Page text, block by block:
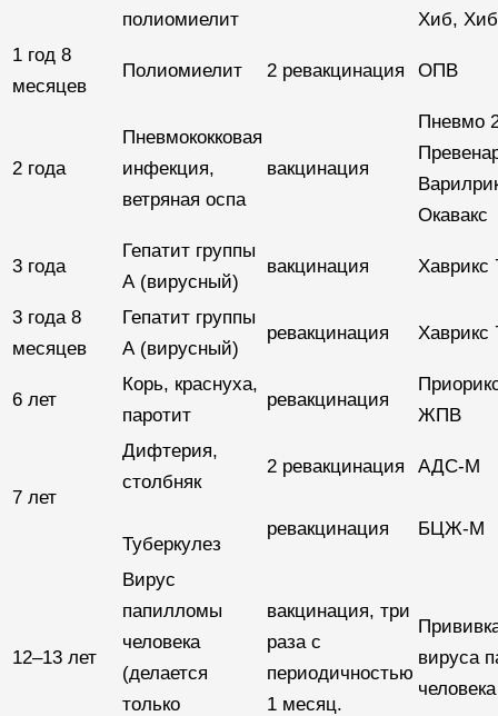
полиомиелит
Хиб,
1 год 8
месяцев
Полиомиелит 2 ревакцинация ОПВ
2 года
Пневмококковая
инфекция,
ветряная оспа
вакцинация
Пневмо
Окавакс
3 года
Гепатит группы
А (вирусный)
вакцинация Хаврикс
3 года 8
месяцев
Гепатит группы
А (вирусный)
ревакцинация Хаврикс
6 лет
Корь, краснуха,
паротит
ревакцинация
ЖПВ
7 лет
Дифтерия,
столбняк
Туберкулез
2 ревакцинация
ревакцинация
АДС-М
БЦЖ-М
12–13 лет
Вирус
папилломы
человека
(делается
только
вакцинация, три
раза с
периодичностью
1 месяц.
вируса
человека